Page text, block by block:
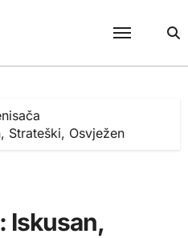
Strateški, Osvježen
Iskusan,